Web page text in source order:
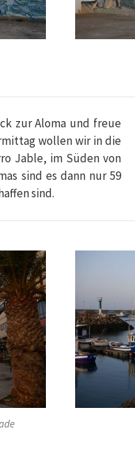
zur Aloma und freue
wollen wir in die
Jable, im Süden von
sind es dann nur 59
sind.